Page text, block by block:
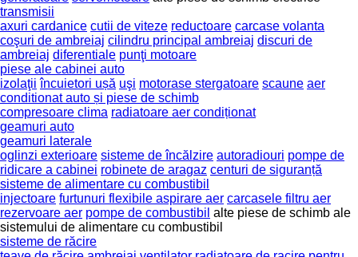
transmisii
axuri cardanice cutii de viteze reductoare carcase volanta
coşuri de ambreiaj cilindru principal ambreiaj discuri de
ambreiaj diferentiale punţi motoare
piese ale cabinei auto
izolaţii încuietori ușă uşi motorase stergatoare scaune aer
conditionat auto și piese de schimb
compresoare clima radiatoare aer condiționat
geamuri auto
geamuri laterale
oglinzi exterioare sisteme de încălzire autoradiouri pompe de
ridicare a cabinei robinete de aragaz centuri de siguranță
sisteme de alimentare cu combustibil
injectoare furtunuri flexibile aspirare aer carcasele filtru aer
rezervoare aer pompe de combustibil alte piese de schimb ale
sistemului de alimentare cu combustibil
sisteme de răcire